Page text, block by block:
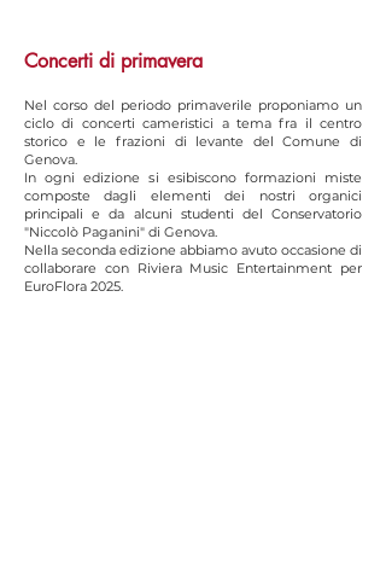
Concerti di primavera
Nel corso del periodo primaverile proponiamo un
ciclo di concerti cameristici a tema fra il centro
storico e le frazioni di levante del Comune di
Genova.
In ogni edizione si esibiscono formazioni miste
composte dagli elementi dei nostri organici
principali e da alcuni studenti del Conservatorio
"Niccolò Paganini" di Genova.
Nella seconda edizione abbiamo avuto occasione di
collaborare con Riviera Music Entertainment per
EuroFlora 2025.